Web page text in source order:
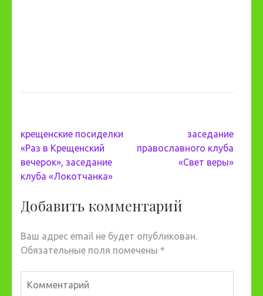
Навигация
по
записям
крещенские посиделки
«Раз в Крещенский
вечерок», заседание
клуба «Локотчанка»
заседание
православного клуба
«Свет веры»
Добавить комментарий
Ваш адрес email не будет опубликован.
Обязательные поля помечены *